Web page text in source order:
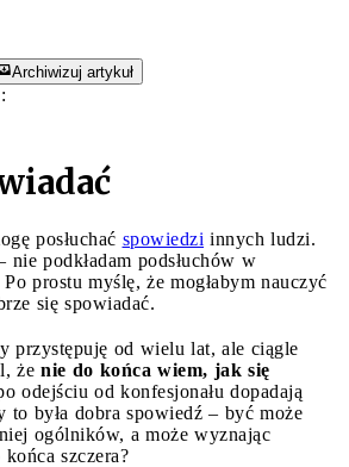
Archiwizuj artykuł
:
posłuchać spowiedzi innych ludzi.
nie podkładam podsłuchów w
Po prostu myślę, że mogłabym nauczyć
się spowiadać.
przystępuję od wielu lat, ale ciągle
że nie do końca wiem, jak się
odejściu od konfesjonału dopadają
była dobra spowiedź – być może
ogólników, a może wyznając
szczera?